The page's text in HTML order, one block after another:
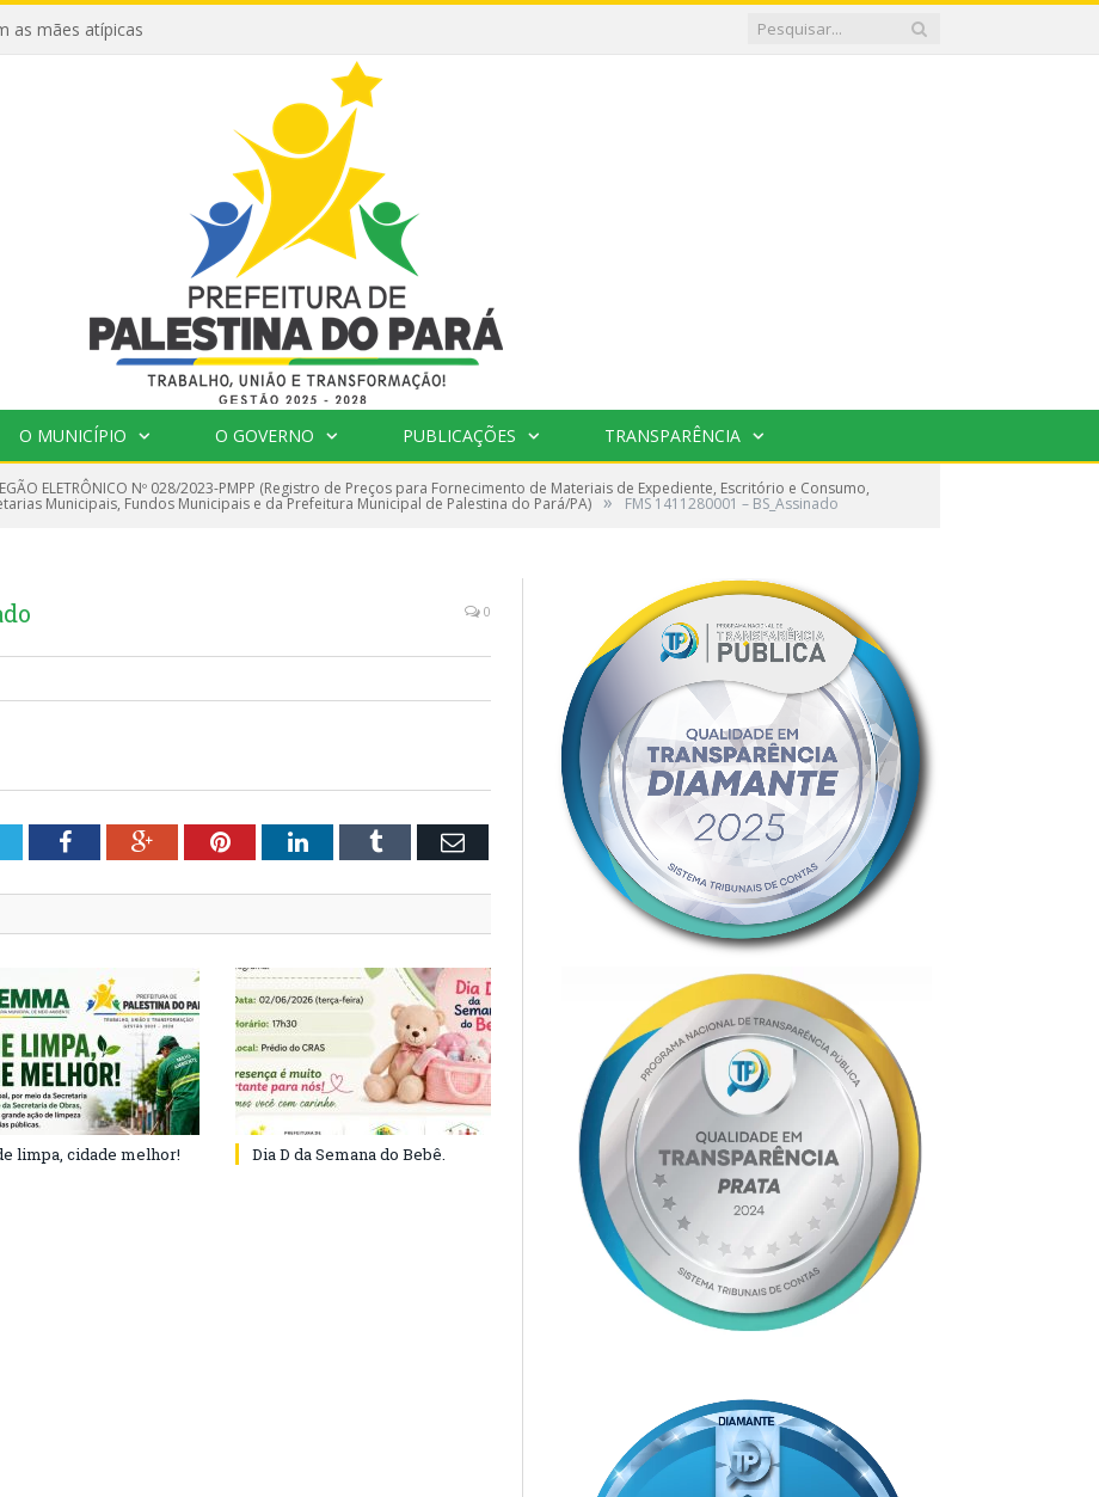
as mães atípicas
O MUNICÍPIO O GOVERNO PUBLICAÇÕES TRANSPARÊNCIA
ELETRÔNICO Nº 028/2023-PMPP (Registro de Preços para Fornecimento de Materiais de Expediente, Escritório e Consumo,
Municipais, Fundos Municipais e da Prefeitura Municipal de Palestina do Pará/PA) » FMS 1411280001 – BS_Assinado
0
FacebookGoogle+PinterestLinkedInTumblr Email
limpa, cidade melhor! Dia D da Semana do Bebê.